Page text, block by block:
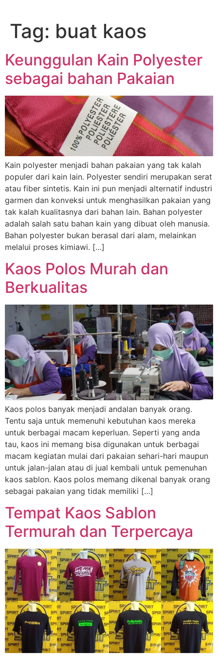
konten
Tag: buat kaos
Keunggulan Kain Polyester
sebagai bahan Pakaian
Kain polyester menjadi bahan pakaian yang tak kalah
populer dari kain lain. Polyester sendiri merupakan serat
atau fiber sintetis. Kain ini pun menjadi alternatif industri
garmen dan konveksi untuk menghasilkan pakaian yang
tak kalah kualitasnya dari bahan lain. Bahan polyester
adalah salah satu bahan kain yang dibuat oleh manusia.
Bahan polyester bukan berasal dari alam, melainkan
melalui proses kimiawi. […]
Kaos Polos Murah dan
Berkualitas
Kaos polos banyak menjadi andalan banyak orang.
Tentu saja untuk memenuhi kebutuhan kaos mereka
untuk berbagai macam keperluan. Seperti yang anda
tau, kaos ini memang bisa digunakan untuk berbagai
macam kegiatan mulai dari pakaian sehari-hari maupun
untuk jalan-jalan atau di jual kembali untuk pemenuhan
kaos sablon. Kaos polos memang dikenal banyak orang
sebagai pakaian yang tidak memiliki […]
Tempat Kaos Sablon
Termurah dan Terpercaya